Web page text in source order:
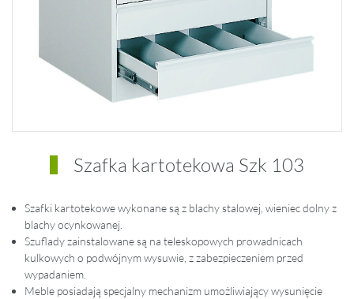
Szafka kartotekowa Szk 103
Szafki kartotekowe wykonane są z blachy stalowej, wieniec dolny z
blachy ocynkowanej.
Szuflady zainstalowane są na teleskopowych prowadnicach
kulkowych o podwójnym wysuwie, z zabezpieczeniem przed
wypadaniem.
Meble posiadają specjalny mechanizm umożliwiający wysunięcie